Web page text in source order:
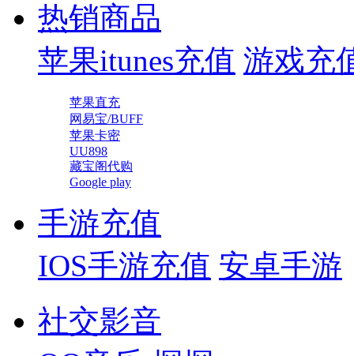
热销商品
苹果itunes充值 游戏充
苹果直充
网易宝/BUFF
苹果卡密
UU898
藏宝阁代购
Google play
手游充值
IOS手游充值 安卓手游
社交影音